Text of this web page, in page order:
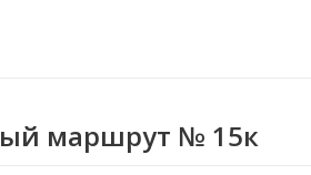
маршрут № 15к